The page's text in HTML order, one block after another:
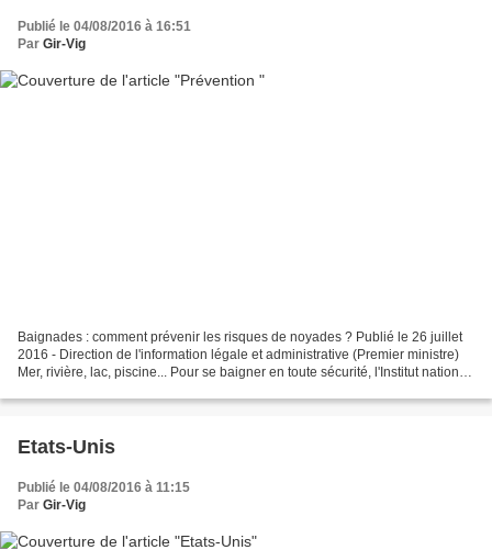
Publié le 04/08/2016 à 16:51
Par Gir-Vig
Baignades : comment prévenir les risques de noyades ? Publié le 26 juillet
2016 - Direction de l'information légale et administrative (Premier ministre)
Mer, rivière, lac, piscine... Pour se baigner en toute sécurité, l'Institut national
Etats-Unis
Publié le 04/08/2016 à 11:15
Par Gir-Vig